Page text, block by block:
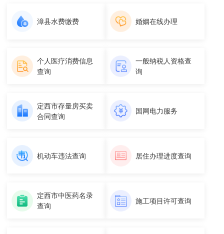
漳县水费缴费 婚姻在线办理
个人医疗消费信息
查询
一般纳税人资格查
询
定西市存量房买卖
合同查询
国网电力服务
机动车违法查询 居住办理进度查询
定西市中医药名录
查询
施工项目许可查询